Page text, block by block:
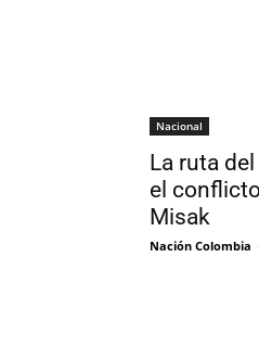
Nacional
La ruta
el
Misak
Nación Colombia -